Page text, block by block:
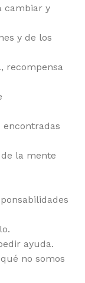
cambiar y
y de los
recompensa
encontradas
la mente
ayuda.
no somos